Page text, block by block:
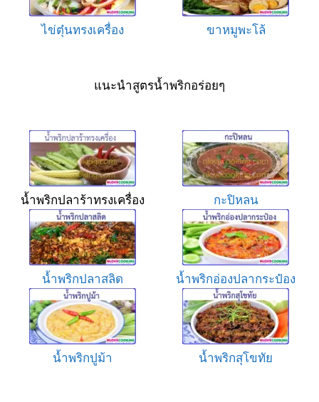
ไข่ตุ๋นทรงเครื่อง ขาหมูพะโล้
แนะนำสูตรน้ำพริกอร่อยๆ
น้ำพริกปลาร้าทรงเครื่อง กะปิหลน
น้ำพริกปลาสลิด น้ำพริกอ่องปลากระป๋อง
น้ำพริกปูม้า น้ำพริกสุโขทัย